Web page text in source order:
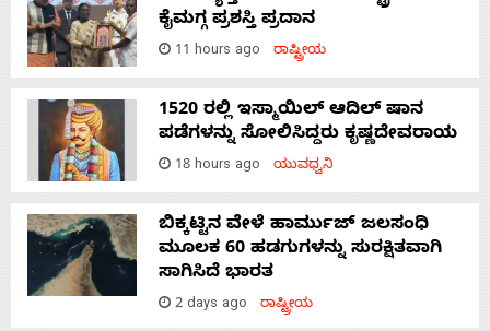
ಕೈಮಗ್ಗ ಪ್ರಶಸ್ತಿ ಪ್ರದಾನ
11 hours ago ರಾಷ್ಟ್ರೀಯ
1520 ರಲ್ಲಿ ಇಸ್ಮಾಯಿಲ್ ಆದಿಲ್ ಷಾನ
ಪಡೆಗಳನ್ನು ಸೋಲಿಸಿದ್ದರು ಕೃಷ್ಣದೇವರಾಯ
18 hours ago ಯುವಧ್ವನಿ
ಬಿಕ್ಕಟ್ಟಿನ ವೇಳೆ ಹಾರ್ಮುಜ್ ಜಲಸಂಧಿ
ಮೂಲಕ 60 ಹಡಗುಗಳನ್ನು ಸುರಕ್ಷಿತವಾಗಿ
ಸಾಗಿಸಿದೆ ಭಾರತ
2 days ago ರಾಷ್ಟ್ರೀಯ